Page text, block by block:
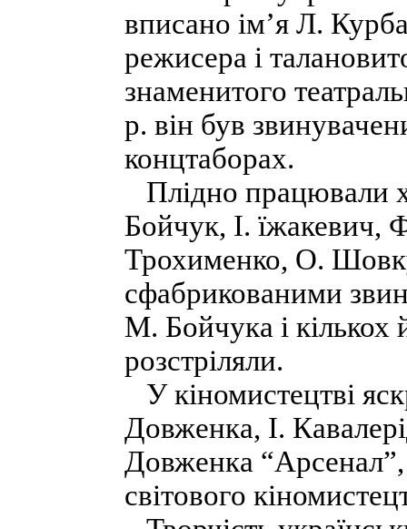
вписано ім’я Л.
режисера і
знаменитого
р. він був
концтаборах.
Плідно працювали
Бойчук, І.
Трохименко, О.
сфабрикованими
М. Бойчука і кількох
розстріляли.
У кіномистецтві
Довженка, І.
Довженка
світового